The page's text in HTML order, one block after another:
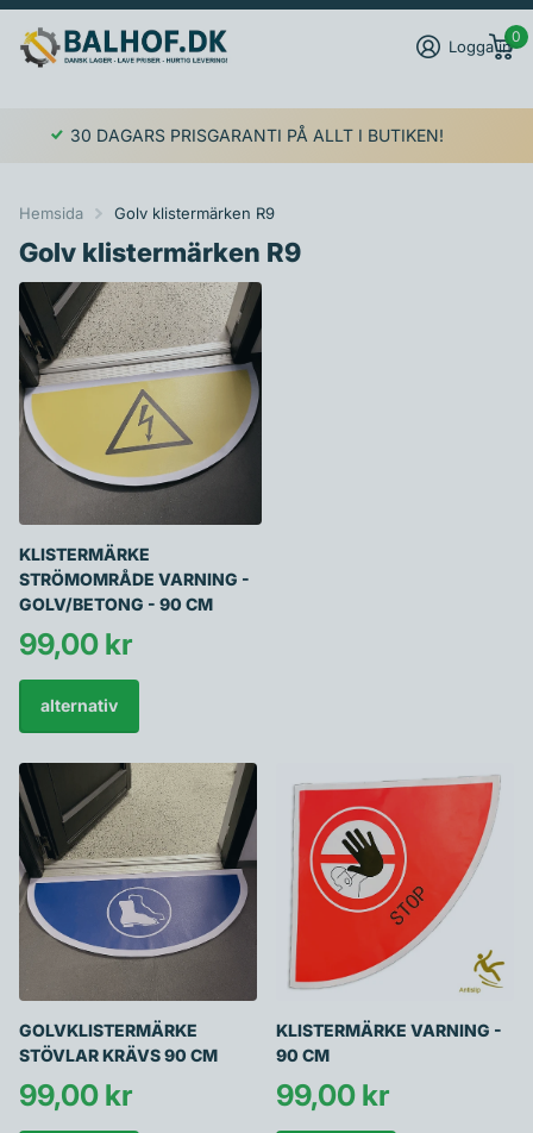
Logga in
0
30 DAGARS PRISGARANTI PÅ ALLT I BUTIKEN!
Hemsida Golv klistermärken R9
Golv klistermärken R9
KLISTERMÄRKE
STRÖMOMRÅDE VARNING -
GOLV/BETONG - 90 CM
99,00 kr
alternativ
GOLVKLISTERMÄRKE
STÖVLAR KRÄVS 90 CM
99,00 kr
KLISTERMÄRKE VARNING -
90 CM
99,00 kr